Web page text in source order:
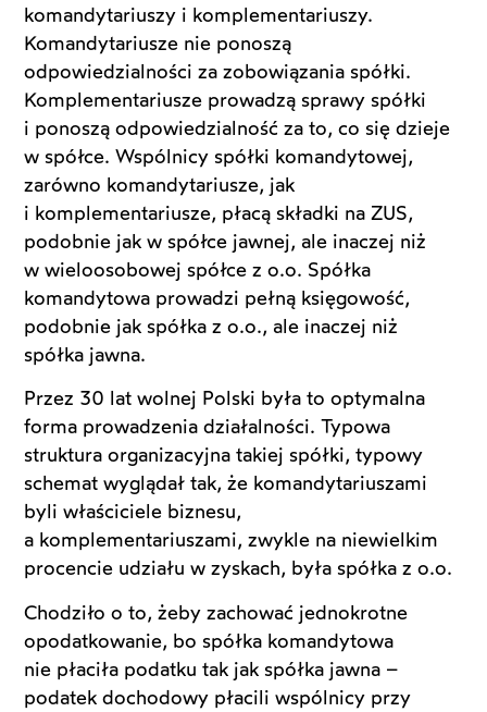
komandytariuszy i komplementariuszy.
Komandytariusze nie ponoszą
odpowiedzialności za zobowiązania spółki.
Komplementariusze prowadzą sprawy spółki
i ponoszą odpowiedzialność za to, co się dzieje
w spółce. Wspólnicy spółki komandytowej,
zarówno komandytariusze, jak
i komplementariusze, płacą składki na ZUS,
podobnie jak w spółce jawnej, ale inaczej niż
w wieloosobowej spółce z o.o. Spółka
komandytowa prowadzi pełną księgowość,
podobnie jak spółka z o.o., ale inaczej niż
spółka jawna.
Przez 30 lat wolnej Polski była to optymalna
forma prowadzenia działalności. Typowa
struktura organizacyjna takiej spółki, typowy
schemat wyglądał tak, że komandytariuszami
byli właściciele biznesu,
a komplementariuszami, zwykle na niewielkim
procencie udziału w zyskach, była spółka z o.o.
Chodziło o to, żeby zachować jednokrotne
opodatkowanie, bo spółka komandytowa
nie płaciła podatku tak jak spółka jawna –
podatek dochodowy płacili wspólnicy przy